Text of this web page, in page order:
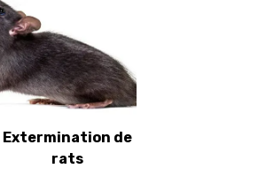
Extermination de
rats